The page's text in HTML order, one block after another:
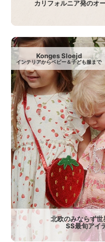
カリフォルニア発のオ
Konges Sloejd
インテリアからベビー＆子ども服まで
北欧のみならず
SS最旬アイ